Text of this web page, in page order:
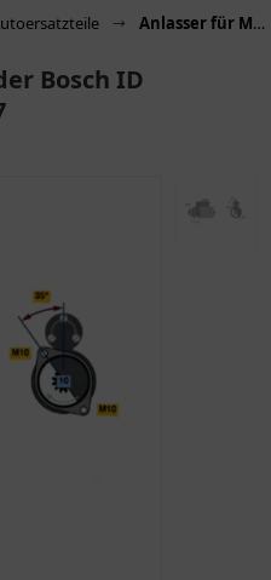
Anlasser für Motorräder Bosch ID Austauschteil 1392547
Bosch ID